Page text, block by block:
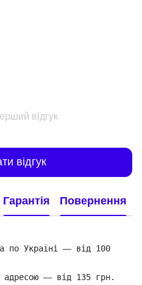
відгук
відгук
Гарантія Повернення
по Україні — від 100
— від 135 грн.